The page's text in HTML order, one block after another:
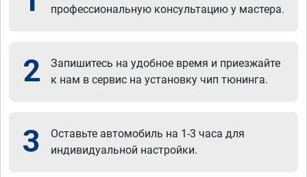
профессиональную консультацию у мастера.
2
Запишитесь на удобное время и приезжайте
к нам в сервис на установку чип тюнинга.
3
Оставьте автомобиль на 1-3 часа для
индивидуальной настройки.